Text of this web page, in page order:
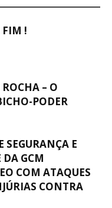
FIM !
– O
PODER
SEGURANÇA E
GCM
COM ATAQUES
CONTRA